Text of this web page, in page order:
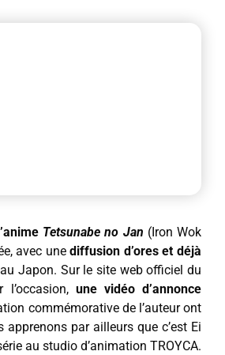
Tetsunabe no Jan (Iron Wok
avec unediffusion d’ores et déjà
au Japon. Sur le site web officiel du
l’occasion, une vidéo d’annonce
commémorative de l’auteur ont
apprenons par ailleurs que c’est Ei
au studio d’animation TROYCA.